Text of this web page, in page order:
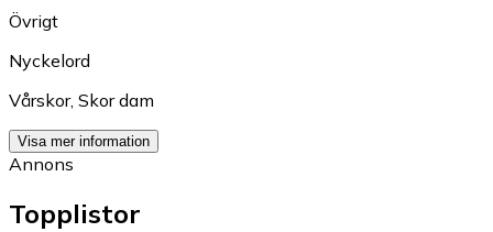
Övrigt
Nyckelord
Vårskor, Skor dam
Visa mer information
Annons
Topplistor